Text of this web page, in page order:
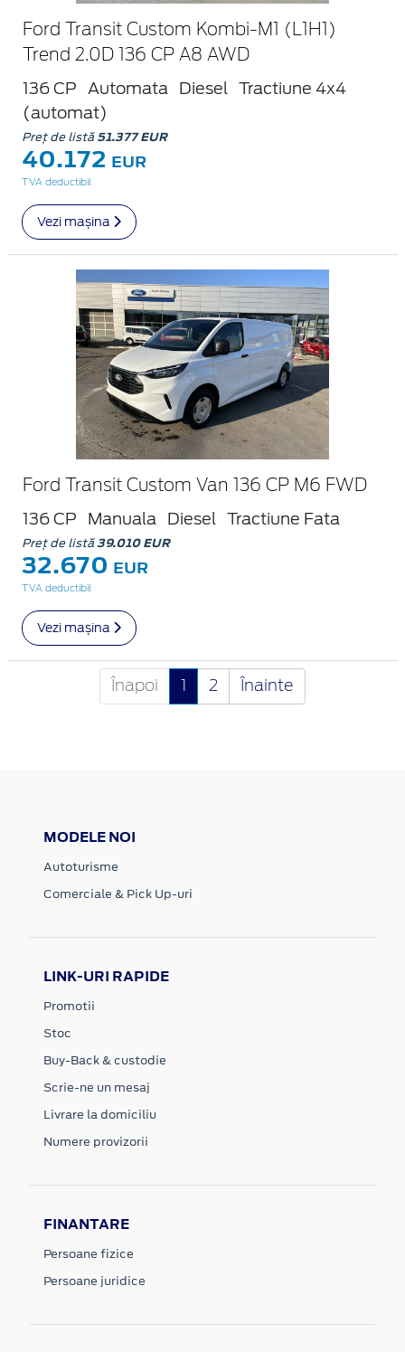
Ford Transit Custom Kombi-M1 (L1H1)
Trend 2.0D 136 CP A8 AWD
136 CP Automata Diesel
Tractiune 4x4
(automat)
Preț de listă51.377 EUR
40.172 EUR
TVA deductibil
Vezi mașina
Ford Transit Custom Van 136 CP M6 FWD
136 CP Manuala Diesel Tractiune Fata
Preț de listă39.010 EUR
32.670 EUR
TVA deductibil
Vezi mașina
Înapoi 2 Înainte
MODELE NOI
Autoturisme
Comerciale & Pick Up-uri
LINK-URI RAPIDE
Promotii
Stoc
Buy-Back & custodie
Scrie-ne un mesaj
Livrare la domiciliu
Numere provizorii
FINANTARE
Persoane fizice
Persoane juridice